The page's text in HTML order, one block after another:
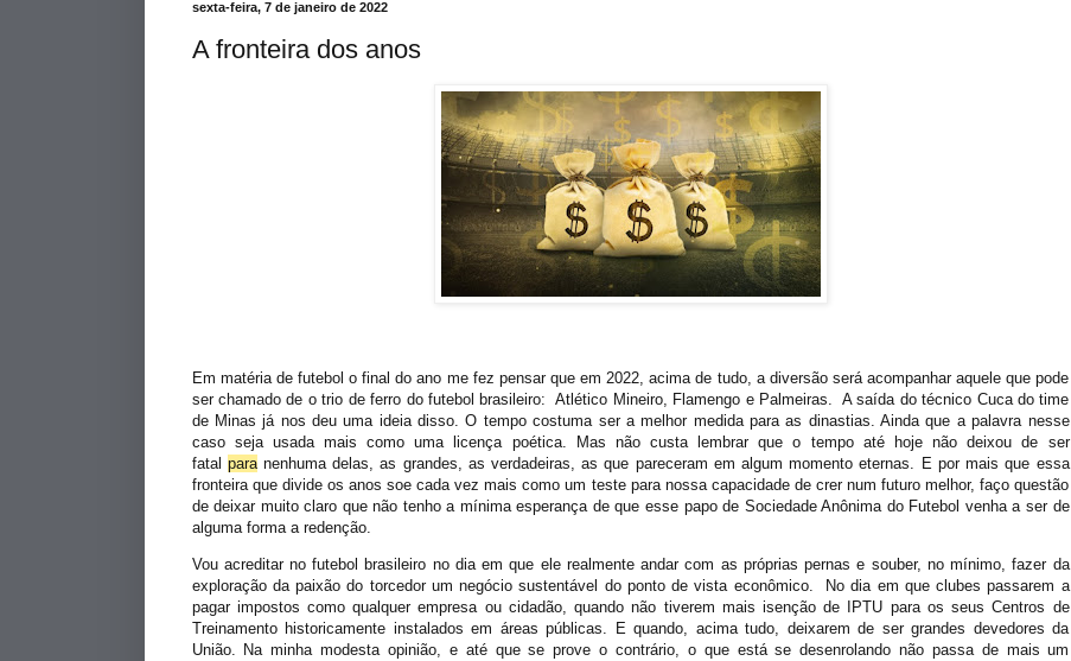
sexta-feira, 7 de janeiro de 2022
A fronteira dos anos
Em matéria de futebol o final do ano me fez pensar que em 2022, acima de tudo, a diversão será acompanhar aquele que pode
ser chamado de o trio de ferro do futebol brasileiro: Atlético Mineiro, Flamengo e Palmeiras. A saída do técnico Cuca do time
de Minas já nos deu uma ideia disso. O tempo costuma ser a melhor medida para as dinastias. Ainda que a palavra nesse
caso seja usada mais como uma licença poética. Mas não custa lembrar que o tempo até hoje não deixou de ser
fatal paranenhuma delas, as grandes, as verdadeiras, as que pareceram em algum momento eternas. E por mais que essa
fronteira que divide os anos soe cada vez mais como um teste para nossa capacidade de crer num futuro melhor, faço questão
de deixar muito claro que não tenho a mínima esperança de que esse papo de Sociedade Anônima do Futebol venha a ser de
alguma forma a redenção.
Vou acreditar no futebol brasileiro no dia em que ele realmente andar com as próprias pernas e souber, no mínimo, fazer da
exploração da paixão do torcedor um negócio sustentável do ponto de vista econômico. No dia em que clubes passarem a
pagar impostos como qualquer empresa ou cidadão, quando não tiverem mais isenção de IPTU para os seus Centros de
Treinamento historicamente instalados em áreas públicas. E quando, acima tudo, deixarem de ser grandes devedores da
União. Na minha modesta opinião, e até que se prove o contrário, o que está se desenrolando não passa de mais um